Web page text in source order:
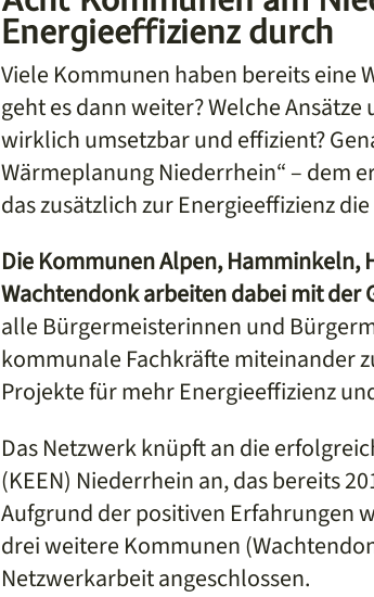
Energieeffizienz durch
Viele Kommunen haben bereits eine
geht es dann weiter? Welche
wirklich umsetzbar und effizient?
Wärmeplanung Niederrhein“ – dem
das zusätzlich zur Energieeffizienz
Die Kommunen Alpen, Hamminkeln,
Wachtendonk arbeiten dabei mit der
alle Bürgermeisterinnen und
kommunale Fachkräfte miteinander
Projekte für mehr Energieeffizienz
Das Netzwerk knüpft an die
(KEEN) Niederrhein an, das bereits
Aufgrund der positiven Erfahrungen
drei weitere Kommunen
Netzwerkarbeit angeschlossen.